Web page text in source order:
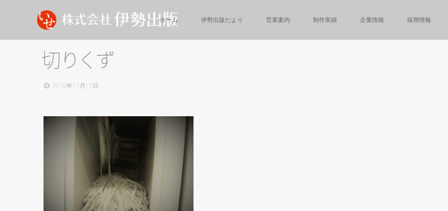
ホーム 伊勢出版だより 営業案内 制作実績 企業情報 採用情報
切 り く ず
2018年11月17日